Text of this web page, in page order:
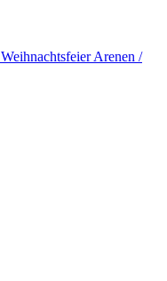
WeihnachtsfeierArenen /